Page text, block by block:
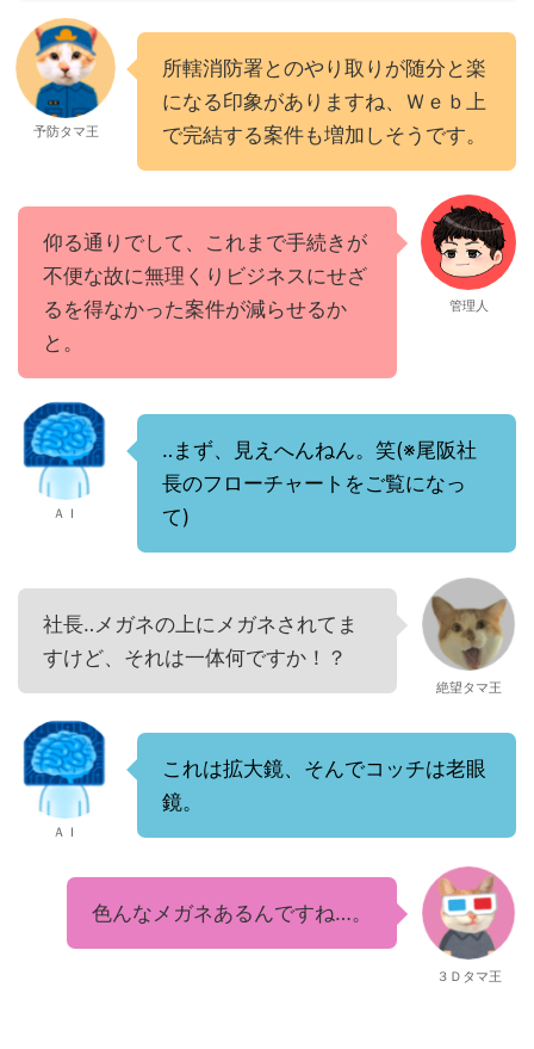
予防タマ王
所轄消防署とのやり取りが随分と楽
になる印象がありますね、Ｗｅｂ上
で完結する案件も増加しそうです。
仰る通りでして、これまで手続きが
不便な故に無理くりビジネスにせざ
るを得なかった案件が減らせるか
と。
管理人
ＡＩ
‥まず、見えへんねん。笑(※尾阪社
長のフローチャートをご覧になっ
て)
社長‥メガネの上にメガネされてま
すけど、それは一体何ですか！？
絶望タマ王
ＡＩ
これは拡大鏡、そんでコッチは老眼
鏡。
色んなメガネあるんですね…。
３Ｄタマ王